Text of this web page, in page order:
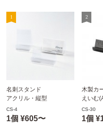
名刺スタンド
アクリル・縦型
CS-4
カードスタンド
CS-4
1個 ¥605〜
木製カ
えいむ
CS-30
1個